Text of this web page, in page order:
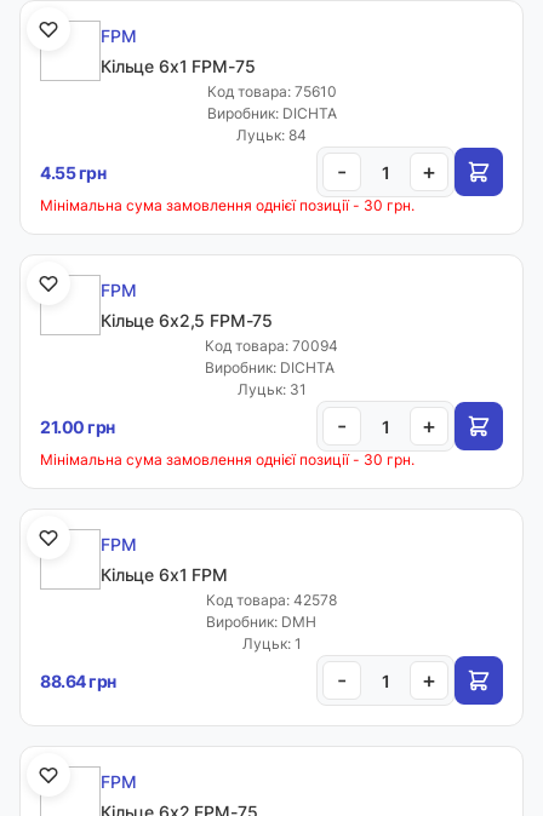
FPM
Кільце 6х1 FPM-75
Код товара: 75610
Виробник: DICHTA
Луцьк: 84
4.55 грн - +
Мінімальна сума замовлення однієї позиції - 30 грн.
FPM
Кільце 6х2,5 FPM-75
Код товара: 70094
Виробник: DICHTA
Луцьк: 31
21.00 грн - +
Мінімальна сума замовлення однієї позиції - 30 грн.
FPM
Кільце 6х1 FPM
Код товара: 42578
Виробник: DMH
Луцьк: 1
88.64 грн - +
FPM
Кільце 6х2 FPM-75